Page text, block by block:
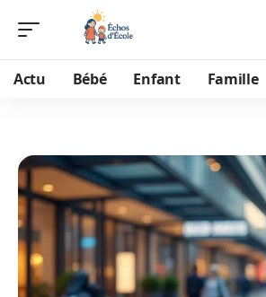
Actu Bébé Enfant Famille